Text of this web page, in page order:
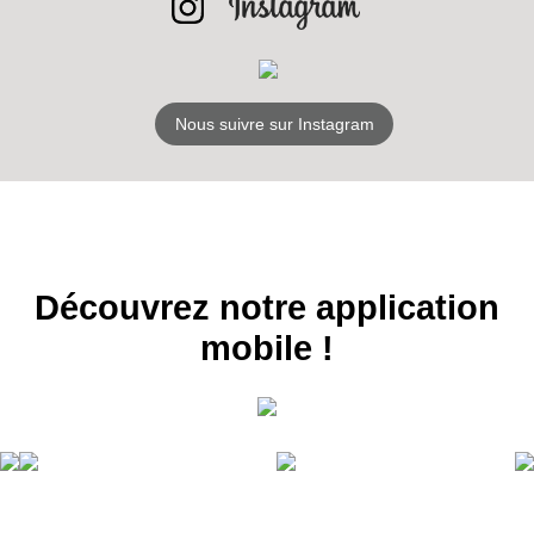
LES
Nous suivre sur Instagram
Découvrez notre application
mobile !